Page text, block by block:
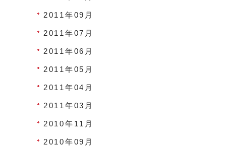
2011年09月
2011年07月
2011年06月
2011年05月
2011年04月
2011年03月
2010年11月
2010年09月